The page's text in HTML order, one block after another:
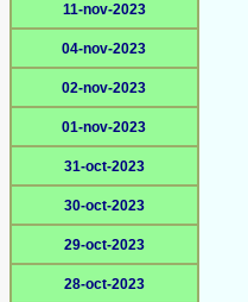
11-nov-2023
04-nov-2023
02-nov-2023
01-nov-2023
31-oct-2023
30-oct-2023
29-oct-2023
28-oct-2023